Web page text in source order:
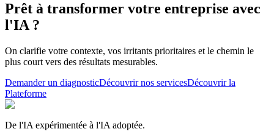
Prêt à transformer votre entreprise avec
l'IA ?
On clarifie votre contexte, vos irritants prioritaires et le chemin le
plus court vers des résultats mesurables.
Demander un diagnosticDécouvrir nos servicesDécouvrir la
Plateforme
De l'IA expérimentée à l'IA adoptée.